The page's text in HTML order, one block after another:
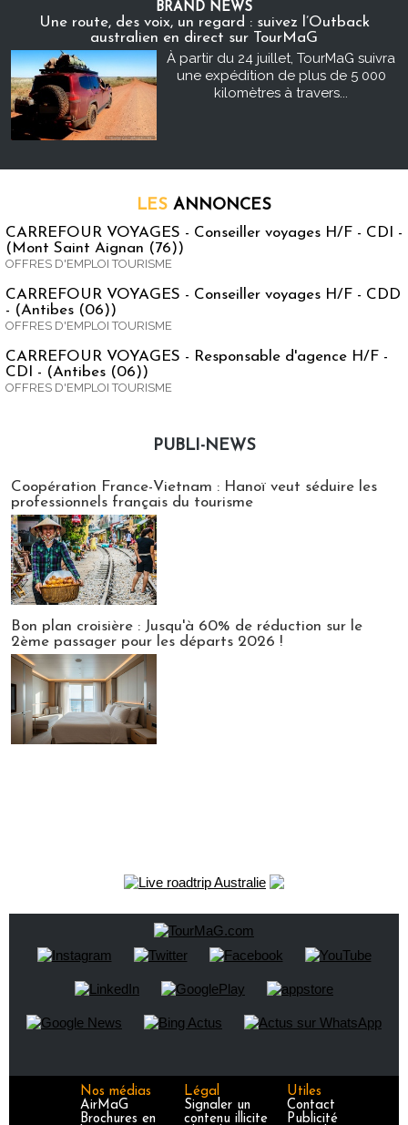
BRAND NEWS
Une route, des voix, un regard : suivez l’Outback
australien en direct sur TourMaG
À partir du 24 juillet, TourMaG suivra
une expédition de plus de 5 000
kilomètres à travers...
LES ANNONCES
CARREFOUR VOYAGES - Conseiller voyages H/F - CDI -
(Mont Saint Aignan (76))
OFFRES D'EMPLOI TOURISME
CARREFOUR VOYAGES - Conseiller voyages H/F - CDD
- (Antibes (06))
OFFRES D'EMPLOI TOURISME
CARREFOUR VOYAGES - Responsable d'agence H/F -
CDI - (Antibes (06))
OFFRES D'EMPLOI TOURISME
PUBLI-NEWS
Coopération France-Vietnam : Hanoï veut séduire les
professionnels français du tourisme
Bon plan croisière : Jusqu'à 60% de réduction sur le
2ème passager pour les départs 2026 !
Nos médias
AirMaG
Brochures en
Légal
Signaler un
contenu illicite
Utiles
Contact
Publicité